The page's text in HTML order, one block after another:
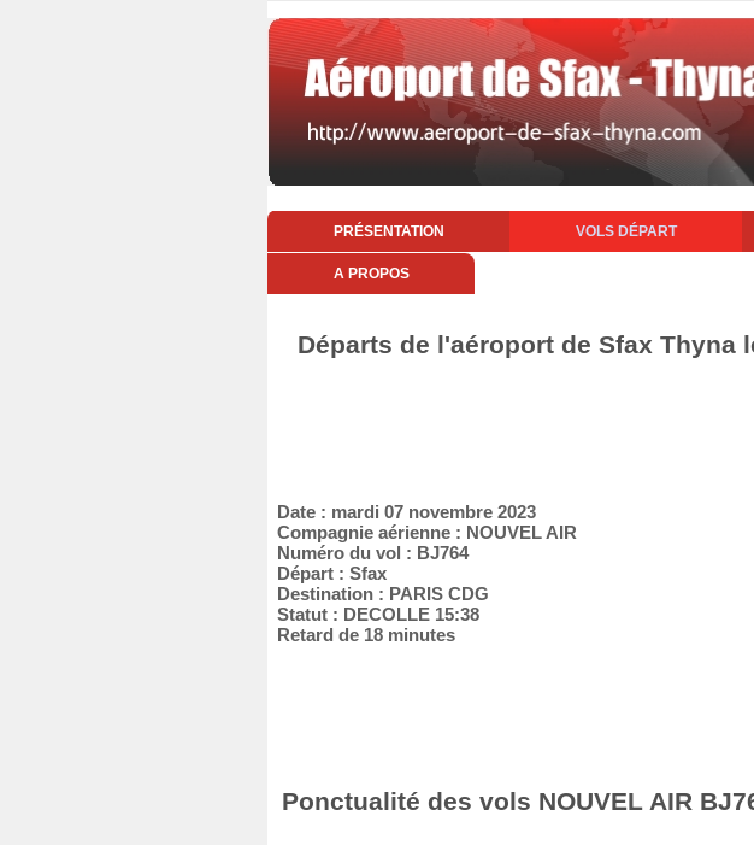
PRÉSENTATION VOLS DÉPART
A PROPOS
Départs de l'aéroport de Sfax Thyna
Date : mardi 07 novembre 2023
Compagnie aérienne : NOUVEL AIR
Numéro du vol : BJ764
Départ : Sfax
Destination : PARIS CDG
Statut : DECOLLE 15:38
Retard de 18 minutes
Ponctualité des vols NOUVEL AIR